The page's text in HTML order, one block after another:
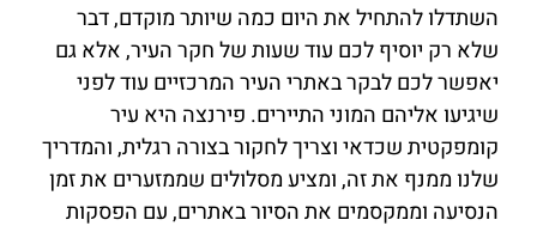
השתדלו להתחיל את היום כמה שיותר מוקדם, דבר
שלא רק יוסיף לכם עוד שעות של חקר העיר, אלא גם
יאפשר לכם לבקר באתרי העיר המרכזיים עוד לפני
שיגיעו אליהם המוני התיירים. פירנצה היא עיר
קומפקטית שכדאי וצריך לחקור בצורה רגלית, והמדריך
שלנו ממנף את זה, ומציע מסלולים שממזערים את זמן
הנסיעה וממקסמים את הסיור באתרים, עם הפסקות